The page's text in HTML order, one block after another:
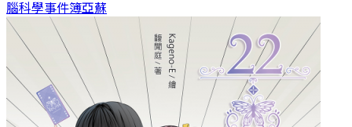
腦科學事件簿亞蘇